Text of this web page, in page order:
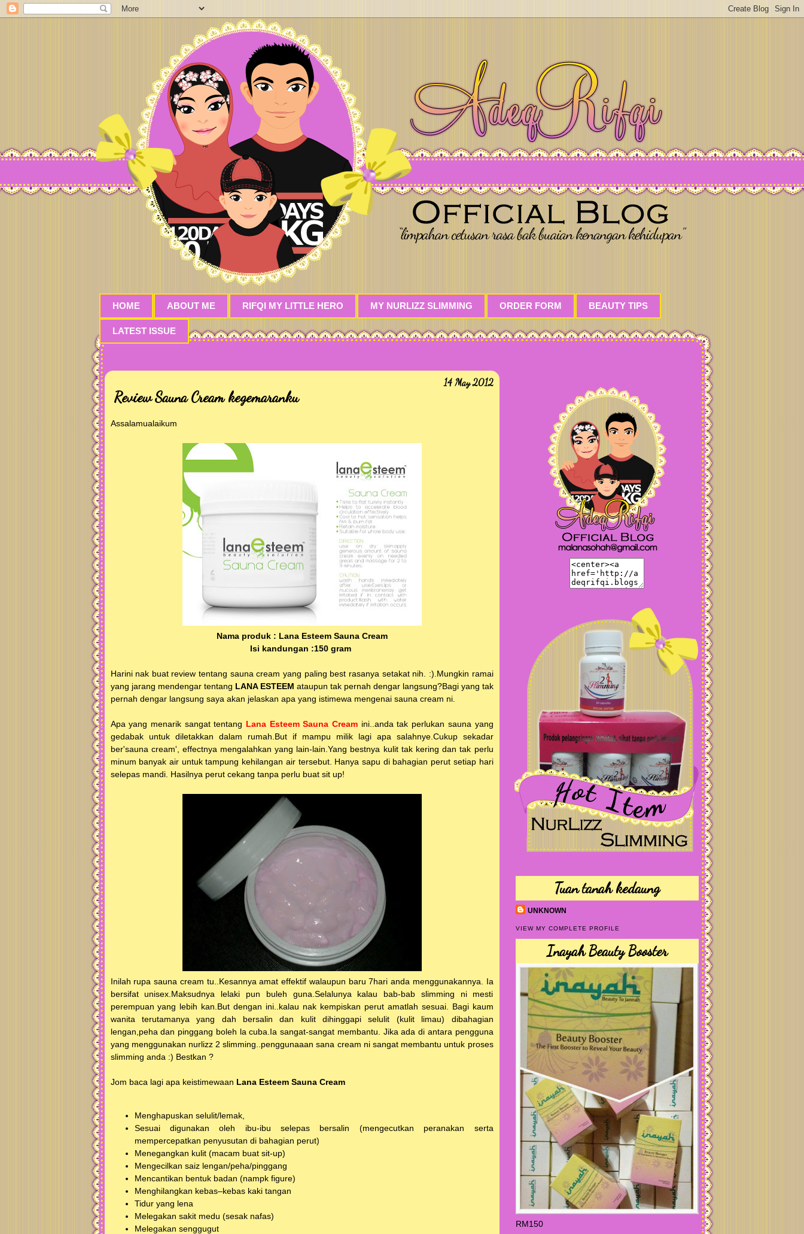
HOME ABOUT ME RIFQI MY LITTLE HERO MY NURLIZZ SLIMMING ORDER FORM BEAUTY TIPS
LATEST ISSUE
14 May 2012
Review Sauna Cream kegemaranku
Assalamualaikum
Nama produk : Lana Esteem Sauna Cream
Isi kandungan :150 gram
Harini nak buat review tentang sauna cream yang paling best rasanya setakat nih. :).Mungkin ramai
yang jarang mendengar tentang LANA ESTEEM ataupun tak pernah dengar langsung?Bagi yang tak
pernah dengar langsung saya akan jelaskan apa yang istimewa mengenai sauna cream ni.
Apa yang menarik sangat tentang Lana Esteem Sauna Cream ini..anda tak perlukan sauna yang
gedabak untuk diletakkan dalam rumah.But if mampu milik lagi apa salahnye.Cukup sekadar
ber'sauna cream', effectnya mengalahkan yang lain-lain.Yang bestnya kulit tak kering dan tak perlu
minum banyak air untuk tampung kehilangan air tersebut. Hanya sapu di bahagian perut setiap hari
selepas mandi. Hasilnya perut cekang tanpa perlu buat sit up!
Inilah rupa sauna cream tu..Kesannya amat effektif walaupun baru 7hari anda menggunakannya. Ia
bersifat unisex.Maksudnya lelaki pun buleh guna.Selalunya kalau bab-bab slimming ni mesti
perempuan yang lebih kan.But dengan ini..kalau nak kempiskan perut amatlah sesuai. Bagi kaum
wanita terutamanya yang dah bersalin dan kulit dihinggapi selulit (kulit limau) dibahagian
lengan,peha dan pinggang boleh la cuba.Ia sangat-sangat membantu. Jika ada di antara pengguna
yang menggunakan nurlizz 2 slimming..penggunaaan sana cream ni sangat membantu untuk proses
slimming anda :) Bestkan ?
Jom baca lagi apa keistimewaan Lana Esteem Sauna Cream
Menghapuskan selulit/lemak,
Sesuai digunakan oleh ibu-ibu selepas bersalin (mengecutkan peranakan serta
mempercepatkan penyusutan di bahagian perut)
Menegangkan kulit (macam buat sit-up)
Mengecilkan saiz lengan/peha/pinggang
Mencantikan bentuk badan (nampk figure)
Menghilangkan kebas–kebas kaki tangan
Tidur yang lena
Melegakan sakit medu (sesak nafas)
Melegakan senggugut
Tuan tanah kedaung
UNKNOWN
VIEW MY COMPLETE PROFILE
Inayah Beauty Booster
RM150